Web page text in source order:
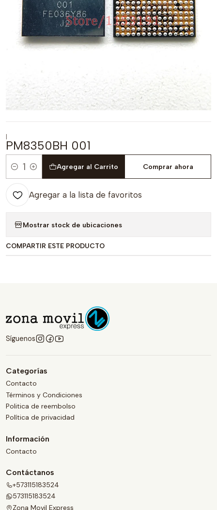
|
PM8350BH 001
Cantidad
Agregar al Carrito Comprar ahora
Agregar a la lista de favoritos
Mostrar stock de ubicaciones
COMPARTIR ESTE PRODUCTO
Síguenos
Categorías
Contacto
Términos y Condiciones
Politica de reembolso
Política de privacidad
Información
Contacto
Contáctanos
+573115183524
573115183524
Zona Movil Express